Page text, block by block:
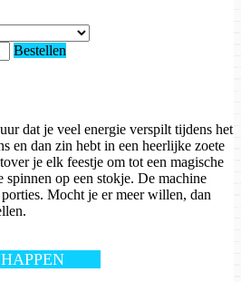
Bestellen
dat je veel energie verspilt tijdens het
en dan zin hebt in een heerlijke zoete
je elk feestje om tot een magische
spinnen op een stokje. De machine
Mocht je er meer willen, dan